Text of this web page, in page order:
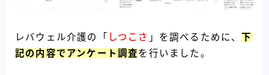
レバウェル介護の「 しつこさ 」を調べるために、下
記の内容でアンケート調査を行いました。